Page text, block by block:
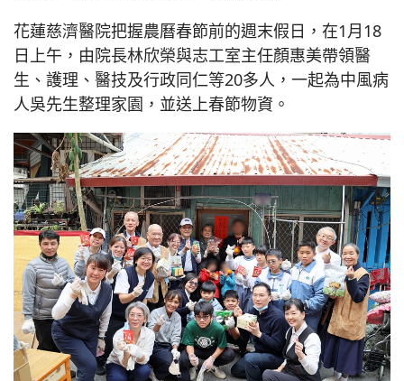
花蓮慈濟醫院把握農曆春節前的週末假日，在1月18
日上午，由院長林欣榮與志工室主任顏惠美帶領醫
生、護理、醫技及行政同仁等20多人，一起為中風病
人吳先生整理家園，並送上春節物資。